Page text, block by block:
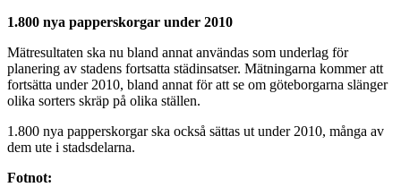
1.800 nya papperskorgar under 2010
Mätresultaten ska nu bland annat användas som underlag för
planering av stadens fortsatta städinsatser. Mätningarna kommer att
fortsätta under 2010, bland annat för att se om göteborgarna slänger
olika sorters skräp på olika ställen.
1.800 nya papperskorgar ska också sättas ut under 2010, många av
dem ute i stadsdelarna.
Fotnot: